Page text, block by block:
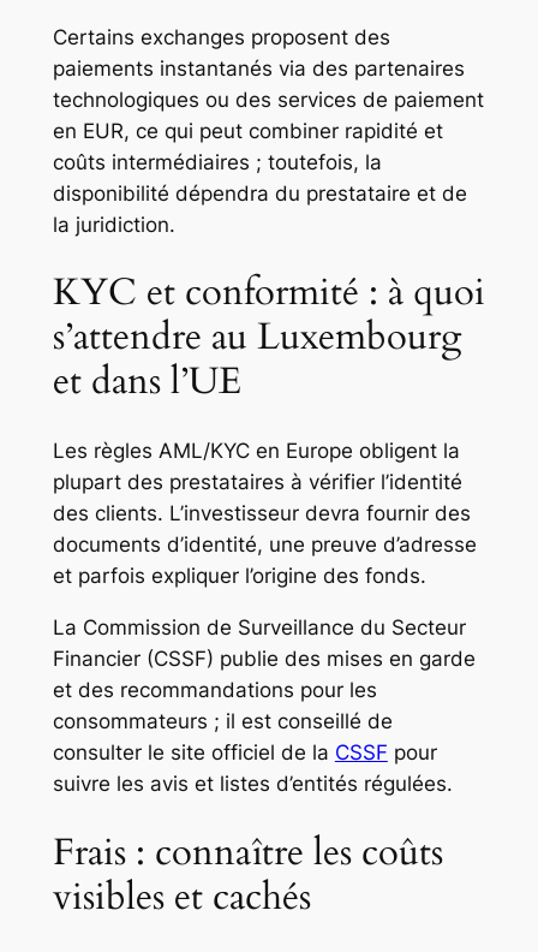
Certains exchanges proposent des
paiements instantanés via des partenaires
technologiques ou des services de paiement
en EUR, ce qui peut combiner rapidité et
coûts intermédiaires ; toutefois, la
disponibilité dépendra du prestataire et de
la juridiction.
KYC et conformité : à quoi
s’attendre au Luxembourg
et dans l’UE
Les règles AML/KYC en Europe obligent la
plupart des prestataires à vérifier l’identité
des clients. L’investisseur devra fournir des
documents d’identité, une preuve d’adresse
et parfois expliquer l’origine des fonds.
La Commission de Surveillance du Secteur
Financier (CSSF) publie des mises en garde
et des recommandations pour les
consommateurs ; il est conseillé de
consulter le site officiel de la CSSF pour
suivre les avis et listes d’entités régulées.
Frais : connaître les coûts
visibles et cachés